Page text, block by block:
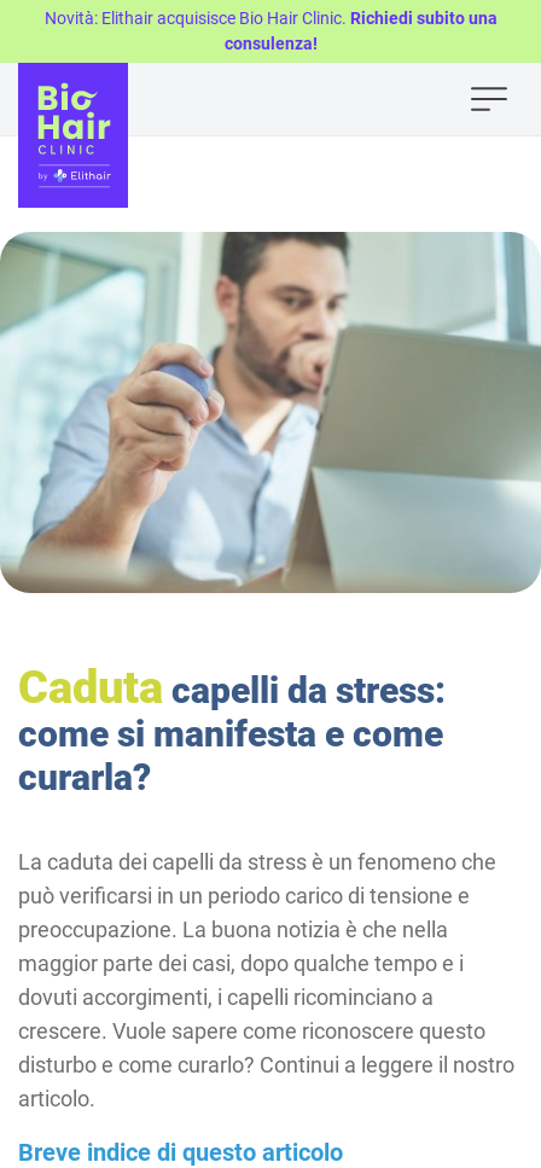
Novità: Elithair acquisisce Bio Hair Clinic. Richiedi subito una
consulenza!
Caduta capelli da stress:
come si manifesta e come
curarla?
La caduta dei capelli da stress è un fenomeno che
può verificarsi in un periodo carico di tensione e
preoccupazione. La buona notizia è che nella
maggior parte dei casi, dopo qualche tempo e i
dovuti accorgimenti, i capelli ricominciano a
crescere. Vuole sapere come riconoscere questo
disturbo e come curarlo? Continui a leggere il nostro
articolo.
Breve indice di questo articolo